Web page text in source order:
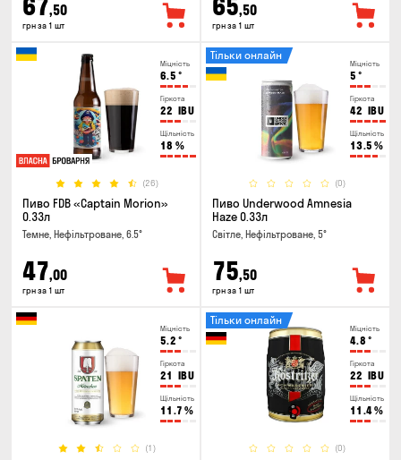
,50
грн за 1 шт
,50
грн за 1 шт
Міцність
6.5 °
Гіркота
22 IBU
Щільність
18 %
(26)
Пиво FDB «Captain Morion»
0.33л
Темне, Нефільтроване, 6.5°
47,00
грн за 1 шт
Міцність
5 °
Гіркота
42 IBU
Щільність
13.5 %
(0)
Тільки онлайн
Пиво Underwood Amnesia
Haze 0.33л
Світле, Нефільтроване, 5°
75,50
грн за 1 шт
Міцність
5.2 °
Гіркота
21 IBU
Щільність
11.7 %
(1)
Міцність
4.8 °
Гіркота
22 IBU
Щільність
11.4%
(0)
Тільки онлайн